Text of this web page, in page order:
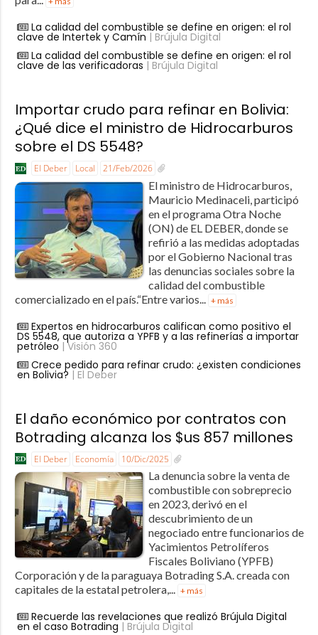
La calidad del combustible se define en origen: el rol
clave de Intertek y Camín | Brújula Digital
La calidad del combustible se define en origen: el rol
clave de las verificadoras | Brújula Digital
Importar crudo para refinar en Bolivia:
¿Qué dice el ministro de Hidrocarburos
sobre el DS 5548?
El Deber Local 21/Feb/2026
El ministro de Hidrocarburos,
Mauricio Medinaceli, participó
en el programa Otra Noche
(ON) de EL DEBER, donde se
refirió a las medidas adoptadas
por el Gobierno Nacional tras
las denuncias sociales sobre la
calidad del combustible
comercializado en el país.“Entre varios...
+ más
Expertos en hidrocarburos califican como positivo el
DS 5548, que autoriza a YPFB y a las refinerías a importar
petróleo | Visión 360
Crece pedido para refinar crudo: ¿existen condiciones
en Bolivia? | El Deber
El daño económico por contratos con
Botrading alcanza los $us 857 millones
El Deber Economía 10/Dic/2025
La denuncia sobre la venta de
combustible con sobreprecio
en 2023, derivó en el
descubrimiento de un
negociado entre funcionarios de
Yacimientos Petrolíferos
Fiscales Boliviano (YPFB)
Corporación y de la paraguaya Botrading S.A. creada con
capitales de la estatal petrolera,... + más
Recuerde las revelaciones que realizó Brújula Digital
en el caso Botrading | Brújula Digital